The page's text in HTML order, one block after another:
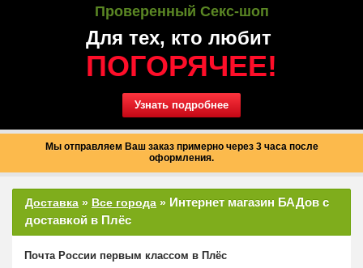
Проверенный Секс-шоп
Для тех, кто любит
ПОГОРЯЧЕЕ!
Узнать подробнее
Мы отправляем Ваш заказ примерно через 3 часа после
оформления.
Доставка » Все города » Интернет магазин БАДов с
доставкой в Плёс
Почта России первым классом в Плёс